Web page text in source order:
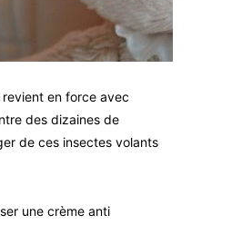
revient en force avec
des dizaines de
de ces insectes volants
une crème anti